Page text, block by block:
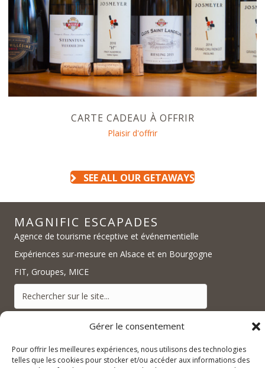
Gérer le consentement
Pour offrir les meilleures expériences, nous utilisons des technologies
telles que les cookies pour stocker et/ou accéder aux informations des
CARTE CADEAU À OFFRIR
Plaisir d'offrir
SEE ALL OUR GETAWAYS
MAGNIFIC ESCAPADES
Agence de tourisme réceptive et événementielle
Expériences sur-mesure en Alsace et en Bourgogne
FIT, Groupes, MICE
contact@magnific-escapades.com
contact@magnific-escapades.com